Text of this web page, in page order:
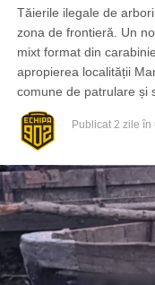
Din fericire, nimeni
comunității au
Tăierile ilegale de
zona de frontieră. Un
mixt format din
apropierea localității
comune de patrulare și
Publicat 2 zile în